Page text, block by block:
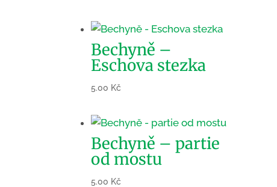
Bechyně –
Eschova stezka
5.00 Kč
Bechyně – partie
od mostu
5.00 Kč